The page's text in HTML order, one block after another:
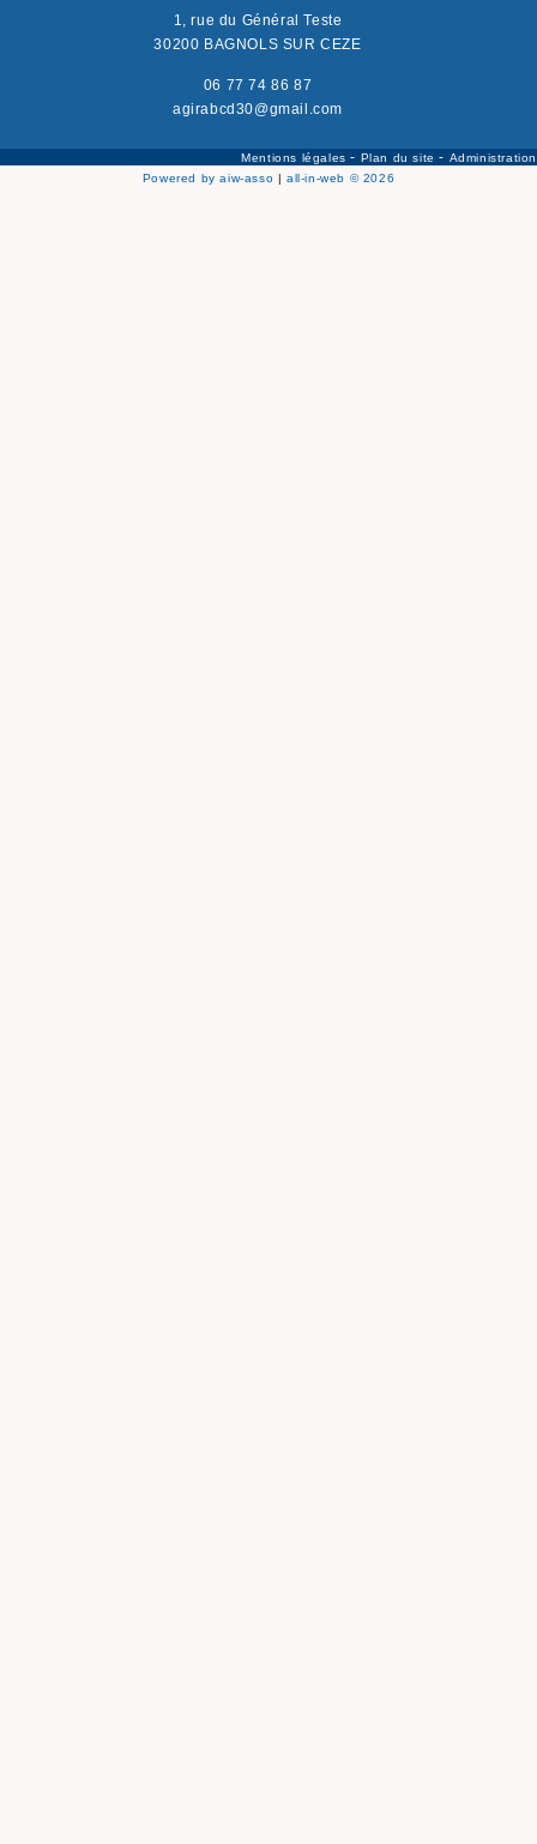
1, rue du Général Teste
30200 BAGNOLS SUR CEZE
06 77 74 86 87
agirabcd30@gmail.com
Mentions légales- Plan du site- Administration
Powered by aiw-asso | all-in-web © 2026